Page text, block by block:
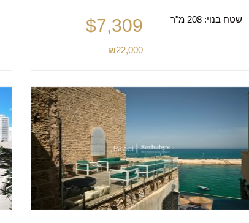
שטח בנוי: 208 מ"ר $7,309
₪22,000